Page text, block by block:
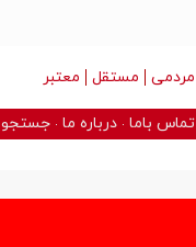
مردمی مستقل معتبر
تماس باما درباره ما جستجو